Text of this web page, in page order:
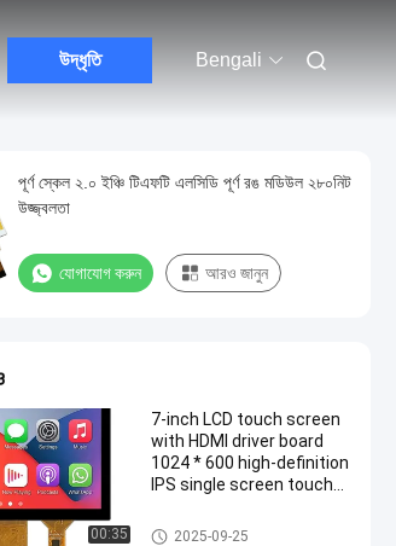
উদ্ধৃতি Bengali
পূর্ণ স্কেল ২.০ ইঞ্চি টিএফটি এলসিডি পূর্ণ রঙ মডিউল ২৮০নিট
উজ্জ্বলতা
যোগাযোগ করুন আরও জানুন
00:35
7-inch LCD touch screen
with HDMI driver board
1024 * 600 high-definition
IPS single screen touch
টিএফটি এলসিডি ডিসপ্লে
2025-09-25